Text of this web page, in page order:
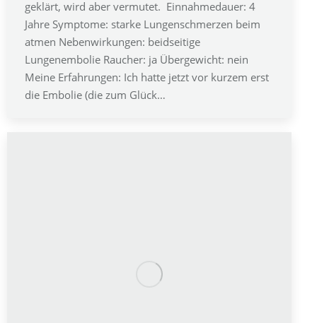
geklärt, wird aber vermutet. Einnahmedauer: 4
Jahre Symptome: starke Lungenschmerzen beim
atmen Nebenwirkungen: beidseitige
Lungenembolie Raucher: ja Übergewicht: nein
Meine Erfahrungen: Ich hatte jetzt vor kurzem erst
die Embolie (die zum Glück…